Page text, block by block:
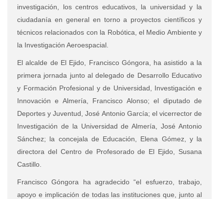
investigación, los centros educativos, la universidad y la
ciudadanía en general en torno a proyectos científicos y
técnicos relacionados con la Robótica, el Medio Ambiente y
la Investigación Aeroespacial.
El alcalde de El Ejido, Francisco Góngora, ha asistido a la
primera jornada junto al delegado de Desarrollo Educativo
y Formación Profesional y de Universidad, Investigación e
Innovación e Almería, Francisco Alonso; el diputado de
Deportes y Juventud, José Antonio García; el vicerrector de
Investigación de la Universidad de Almería, José Antonio
Sánchez; la concejala de Educación, Elena Gómez, y la
directora del Centro de Profesorado de El Ejido, Susana
Castillo.
Francisco Góngora ha agradecido “el esfuerzo, trabajo,
apoyo e implicación de todas las instituciones que, junto al